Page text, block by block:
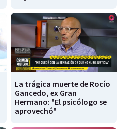
La trágica muerte de Rocío
Gancedo, ex Gran
Hermano: "El psicólogo se
aprovechó"